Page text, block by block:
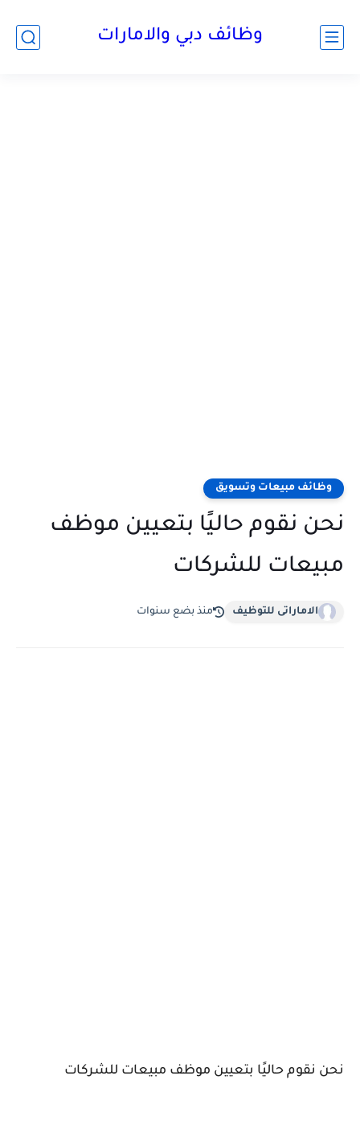
وظائف دبي والامارات
وظائف مبيعات وتسويق
نحن نقوم حاليًا بتعيين موظف
مبيعات للشركات
الاماراتى للتوظيف منذ بضع سنوات
نحن نقوم حاليًا بتعيين موظف مبيعات للشركات